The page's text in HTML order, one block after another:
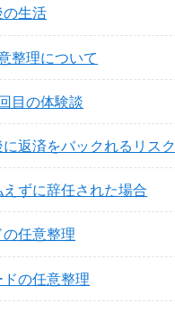
の生活
整理について
目の体験談
返済をバックれるリスク
ずに辞任された場合
任意整理
の任意整理